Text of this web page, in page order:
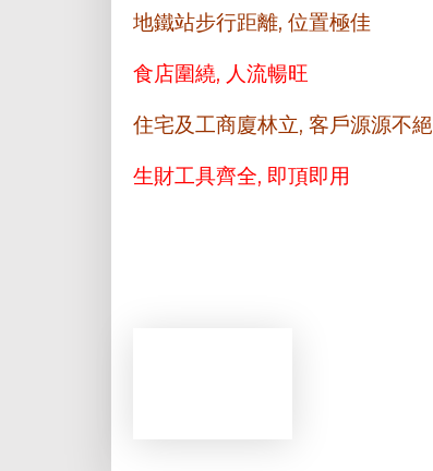
地鐵站步行距離, 位置極佳
食店圍繞, 人流暢旺
住宅及工商廈林立, 客戶源源不絕
生財工具齊全, 即頂即用